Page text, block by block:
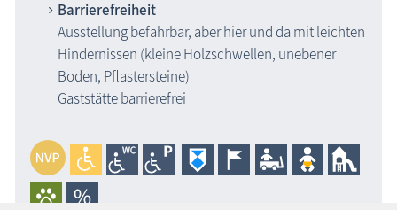
Barrierefreiheit
Ausstellung befahrbar, aber hier und da mit leichten
Hindernissen (kleine Holzschwellen, unebener
Boden, Pflastersteine)
Gaststätte barrierefrei